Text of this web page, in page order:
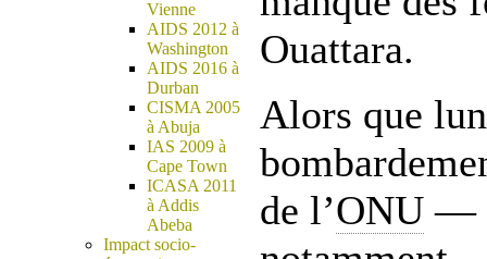
Vienne
AIDS 2012 à
Washington
AIDS 2016 à
Durban
CISMA 2005
à Abuja
IAS 2009 à
Cape Town
ICASA 2011
à Addis
Abeba
Impact socio-
Ouattara.
Alors que
de l’ONU —